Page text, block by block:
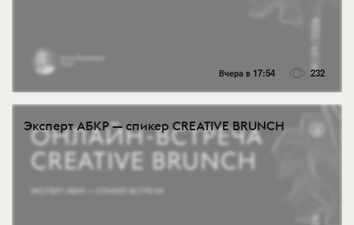
Вчера в 17:54 232
Эксперт АБКР — спикер CREATIVE BRUNCH